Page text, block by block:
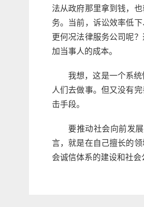
法从政府那里拿到钱，
务。当前，诉讼效率低
更何况法律服务公司呢
加当事人的成本。
我想，这是一个系
人们去做事。但又没有
击手段。
要推动社会向前发
言，就是在自己擅长的
会诚信体系的建设和社会